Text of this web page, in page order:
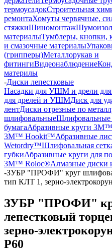
термоусадокСтроительная
ремонтаХомуты червячные,
стяжкиШиномонтаж
материалыТумблеры, кнопки,
и смазочные материалы
(грипперы)Металлорукав и
фитингиВидеонаблюдение
материлы
-Диски лепестковые
Насадки для УШМ и дрели для
для дрелей и УШМДиск для
лентДиски отрезные по
шлифовальныеШлифовальные
бумагаАбразивные круги
3M™ Hookit™Абразивные
Wetordry™Шлифовальная
губкиАбразивные круги для
3M™ Roloc®Алмазные диски
-ЗУБР "ПРОФИ" круг
тип КЛТ 1, зерно-
ЗУБР "ПРОФИ"
лепестковый
зерно-
P60